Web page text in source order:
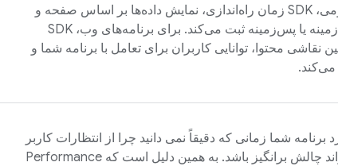
برای برنامه‌های بومی، SDK زمان راه‌اندازی، نمایش داده‌ها بر اساس صفحه و
فعالیت را در پیش‌زمینه یا پس‌زمینه ثبت می‌کند. برای برنامه‌های وب، SDK
نقاشی محتوا، توانایی کاربران برای تعامل با برنامه شما و
می‌کند.
برنامه شما زمانی که دقیقاً نمی دانید چرا از انتظارات کاربر
چالش برانگیز باشد. به همین دلیل است که Performance